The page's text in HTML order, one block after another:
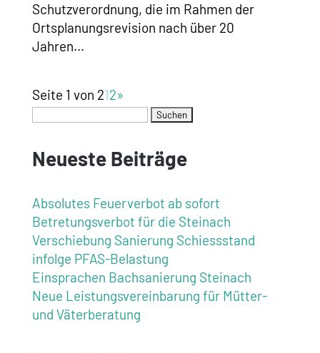
Schutzverordnung, die im Rahmen der
Ortsplanungsrevision nach über 20
Jahren...
Seite 1 von 212»
Neueste Beiträge
Absolutes Feuerverbot ab sofort
Betretungsverbot für die Steinach
Verschiebung Sanierung Schiessstand
infolge PFAS-Belastung
Einsprachen Bachsanierung Steinach
Neue Leistungsvereinbarung für Mütter-
und Väterberatung